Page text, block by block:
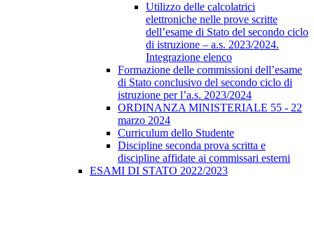
Utilizzo delle calcolatrici
elettroniche nelle prove scritte
dell’esame di Stato del secondo ciclo
di istruzione – a.s. 2023/2024.
Integrazione elenco
Formazione delle commissioni dell’esame
di Stato conclusivo del secondo ciclo di
istruzione per l’a.s. 2023/2024
ORDINANZA MINISTERIALE 55 - 22
marzo 2024
Curriculum dello Studente
Discipline seconda prova scritta e
discipline affidate ai commissari esterni
ESAMI DI STATO 2022/2023